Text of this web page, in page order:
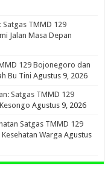
Satgas TMMD 129
Jalan Masa Depan
129 Bojonegoro dan
Bu Tini Agustus 9, 2026
Satgas TMMD 129
Agustus 9, 2026
Satgas TMMD 129
Warga Agustus